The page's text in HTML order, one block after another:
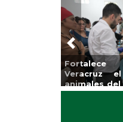
Invita
a
Viva”
Previous